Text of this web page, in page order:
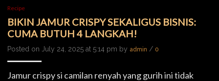
Recipe
BIKIN JAMUR CRISPY SEKALIGUS BISNIS:
CUMA BUTUH 4 LANGKAH!
Posted on July 24, 2025 at 5:14 pm by admin / 0
Jamur crispy si camilan renyah yang gurih ini tidak